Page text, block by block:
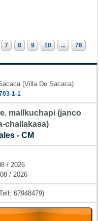
7 8 9 10 ... 76
(Villa De Sacaca)
1-1
mallkuchapi (janco
challakasa)
- CM
/ 2026
/ 2026
67948479)